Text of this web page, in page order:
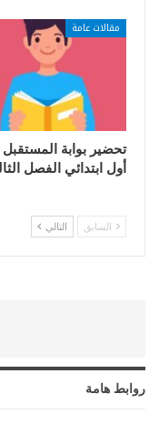
مقالات عامة
تحضير بوابة
أول ابتدائي الفصل
السابق التالي
روابط هامة